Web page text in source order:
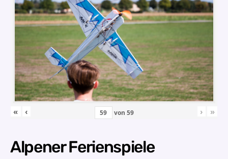
« ‹ von 59 › »
Alpener Ferienspiele